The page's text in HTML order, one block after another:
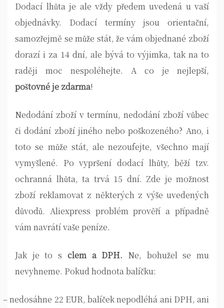
Dodací lhůta je ale vždy předem uvedená u vaší
objednávky. Dodací termíny jsou orientační,
samozřejmě se může stát, že vám objednané zboží
dorazí i za 14 dní, ale bývá to výjimka, tak na to
raději moc nespoléhejte. A co je nejlepší,
poštovné je zdarma!
Nedodání zboží v termínu, nedodání zboží vůbec
či dodání zboží jiného nebo poškozeného? Ano, i
toto se může stát, ale nezoufejte, všechno mají
vymyšlené. Po vypršení dodací lhůty, běží tzv.
ochranná lhůta, ta trvá 15 dní. Zde je možnost
zboží reklamovat z některých z výše uvedených
důvodů. Aliexpress problém prověří a případně
vám navrátí vaše peníze.
Jak je to s clem a DPH. Ne, bohužel se mu
nevyhneme. Pokud hodnota balíčku:
–nedosáhne 22 EUR, balíček nepodléhá ani DPH, ani